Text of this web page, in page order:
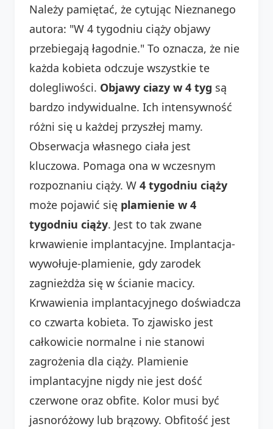
Należy pamiętać, że cytując Nieznanego
autora: "W 4 tygodniu ciąży objawy
przebiegają łagodnie." To oznacza, że nie
każda kobieta odczuje wszystkie te
dolegliwości. Objawy ciazy w 4 tyg są
bardzo indywidualne. Ich intensywność
różni się u każdej przyszłej mamy.
Obserwacja własnego ciała jest
kluczowa. Pomaga ona w wczesnym
rozpoznaniu ciąży. W 4 tygodniu ciąży
może pojawić się plamienie w 4
tygodniu ciąży. Jest to tak zwane
krwawienie implantacyjne. Implantacja-
wywołuje-plamienie, gdy zarodek
zagnieżdża się w ścianie macicy.
Krwawienia implantacyjnego doświadcza
co czwarta kobieta. To zjawisko jest
całkowicie normalne i nie stanowi
zagrożenia dla ciąży. Plamienie
implantacyjne nigdy nie jest dość
czerwone oraz obfite. Kolor musi być
jasnoróżowy lub brązowy. Obfitość jest